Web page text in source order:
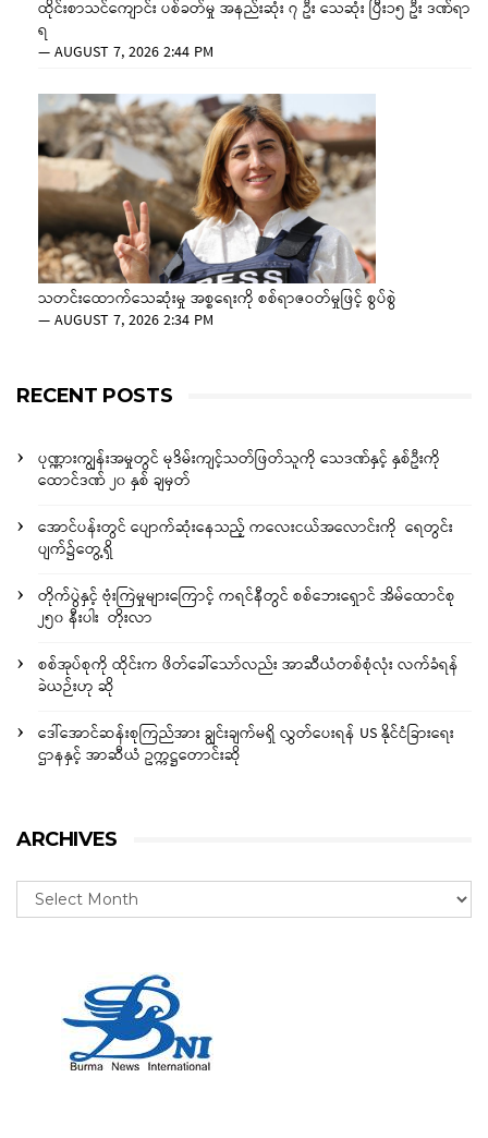
ထိုင်းစာသင်ကျောင်း ပစ်ခတ်မှု အနည်းဆုံး ၇ ဦး သေဆုံး ပြီး၁၅ ဦး ဒဏ်ရာ
ရ
—AUGUST 7, 2026 2:44 PM
သတင်းထောက်သေဆုံးမှု အစ္စရေးကို စစ်ရာဇဝတ်မှုဖြင့် စွပ်စွဲ
—AUGUST 7, 2026 2:34 PM
RECENT POSTS
ပုဏ္ဏားကျွန်းအမှုတွင် မုဒိမ်းကျင့်သတ်ဖြတ်သူကို သေဒဏ်နှင့် နှစ်ဦးကို
ထောင်ဒဏ် ၂၀ နှစ် ချမှတ်
အောင်ပန်းတွင် ပျောက်ဆုံးနေသည့် ကလေးငယ်အလောင်းကို ရေတွင်း
ပျက်၌တွေ့ရှိ
တိုက်ပွဲနှင့် ဗုံးကြဲမှုများကြောင့် ကရင်နီတွင် စစ်ဘေးရှောင် အိမ်ထောင်စု
၂၅၀ နီးပါး တိုးလာ
စစ်အုပ်စုကို ထိုင်းက ဖိတ်ခေါ်သော်လည်း အာဆီယံတစ်စုံလုံး လက်ခံရန်
ခဲယဉ်းဟု ဆို
ဒေါ်အောင်ဆန်းစုကြည်အား ချွင်းချက်မရှိ လွှတ်ပေးရန် US နိုင်ငံခြားရေး
ဌာနနှင့် အာဆီယံ ဥက္ကဋ္ဌတောင်းဆို
ARCHIVES